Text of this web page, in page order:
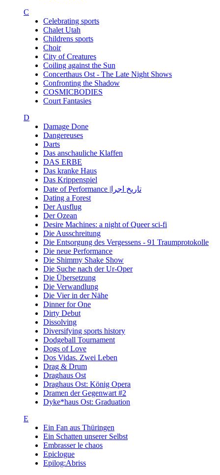
C
Celebrating sports
Chalet Utah
Childrens sports
Choir
City of Creatures
Coiling against the Sun
Concerthaus Ost - The Late Night Shows
Confronting the Shadow
COSMICBODIES
Court Fantasies
D
Damage Done
Dangereuses
Darts
Das anschauliche Klaffen
DAS ERBE
Das kranke Haus
Das Krippenspiel
Date of Performance |تاریخ اجرا
Dating a Forest
Der Ausflug
Der Ozean
Desire Machines: a night of Queer sci-fi
Die Ausschreitung
Die Entsorgung des Vergessens - 91 Traumprotokolle
Die neue Performance
Die Shimmy Shake Show
Die Suche nach der Ur-Oper
Die Übersetzung
Die Verwandlung
Die Vier in der Nähe
Dinner for One
Dirty Debut
Dissolving
Diversifying sports history
Dodgeball Tournament
Dogs of Love
Dos Vidas. Zwei Leben
Drag & Drum
Draghaus Ost
Draghaus Ost: König Opera
Dramen der Gegenwart #2
Dyke*haus Ost: Graduation
E
Ein Fan aus Thüringen
Ein Schatten unserer Selbst
Embrasser le chaos
Epiclogue
Epilog:Abriss